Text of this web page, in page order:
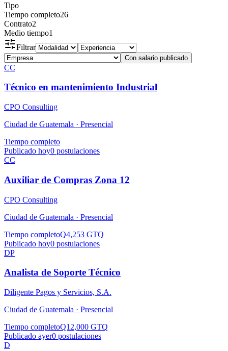
Tipo
Tiempo completo26
Contrato2
Medio tiempo1
Filtrar
Con salario publicado
CC
Técnico en mantenimiento Industrial
CPO Consulting
Ciudad de Guatemala · Presencial
Tiempo completo
Publicado hoy0 postulaciones
CC
Auxiliar de Compras Zona 12
CPO Consulting
Ciudad de Guatemala · Presencial
Tiempo completoQ4,253 GTQ
Publicado hoy0 postulaciones
DP
Analista de Soporte Técnico
Diligente Pagos y Servicios, S.A.
Ciudad de Guatemala · Presencial
Tiempo completoQ12,000 GTQ
Publicado ayer0 postulaciones
D